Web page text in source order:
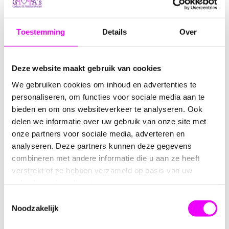
Toestemming Details Over
Deze website maakt gebruik van cookies
We gebruiken cookies om inhoud en advertenties te
personaliseren, om functies voor sociale media aan te
bieden en om ons websiteverkeer te analyseren. Ook
delen we informatie over uw gebruik van onze site met
onze partners voor sociale media, adverteren en
analyseren. Deze partners kunnen deze gegevens
combineren met andere informatie die u aan ze heeft
verstrekt of ze hebben verzameld op basis van uw
Noodzakelijk
De koekjes zijn vervaardigd methoogwaardige
ingrediëntenzoals tarwebloem, suiker, palmvet, volle-
en magere melkpoeder, weipoeder en anijszaad. Dankzij
volle, vertrouwde smaak waar jong en oud van genieten.
Ieder koekje isafzonderlijk verpakt , waardoor ze
hygiënisch en makkelijk uit te delen zijn. Ideaal voor een
kraamfeest, babyshowerof als zoete verrassing voor
bezoekers.
Productdetails:
✔Zandkoekje met icing en roze muisjes
✔Diameter:ca. 5,5 cm
✔Per stuk verpakt
kraamfeest, babyshower of geboorte
✔Traditioneel en feestelijk